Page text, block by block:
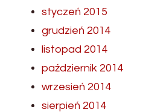
styczeń 2015
grudzień 2014
listopad 2014
październik 2014
wrzesień 2014
sierpień 2014